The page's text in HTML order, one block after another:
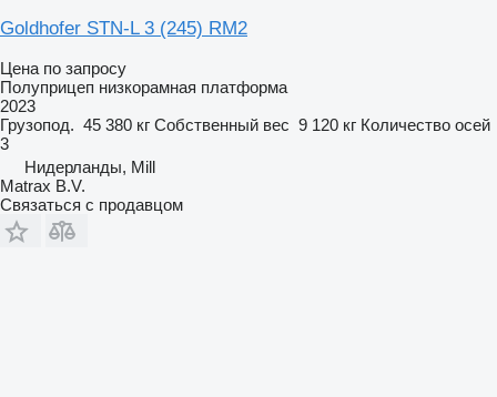
Goldhofer STN-L 3 (245) RM2
Цена по запросу
Полуприцеп низкорамная платформа
2023
Грузопод. 45 380 кг Собственный вес 9 120 кг Количество осей
3
Нидерланды, Mill
Matrax B.V.
Связаться с продавцом